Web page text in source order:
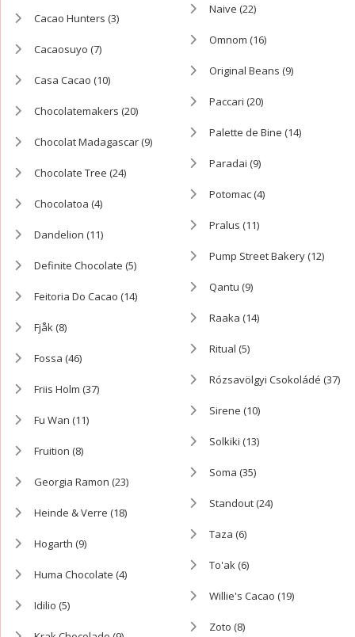
Cacao Hunters (3)
Cacaosuyo (7)
Casa Cacao (10)
Chocolatemakers (20)
Chocolat Madagascar(9)
Chocolate Tree (24)
Chocolatoa (4)
Dandelion (11)
Definite Chocolate (5)
Feitoria Do Cacao (14)
Fjåk(8)
Fossa (46)
Friis Holm (37)
Fu Wan (11)
Fruition (8)
Georgia Ramon (23)
Heinde & Verre (18)
Hogarth (9)
Huma Chocolate (4)
Idilio (5)
Naive (22)
Omnom (16)
Original Beans (9)
Paccari (20)
Palette de Bine (14)
Paradai (9)
Potomac(4)
Pralus (11)
Pump Street Bakery(12)
Qantu (9)
Raaka (14)
Ritual (5)
Rózsavölgyi Csokoládé (37)
Sirene (10)
Solkiki (13)
Soma (35)
Standout(24)
Taza (6)
To'ak(6)
Willie's Cacao (19)
Zoto (8)